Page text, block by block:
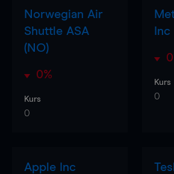
Norwegian Air
Shuttle ASA
(NO)
0%
Kurs
0
Inc
Kurs
0
Apple Inc